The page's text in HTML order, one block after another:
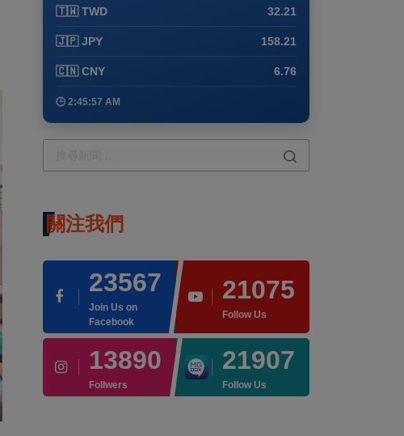
🇹🇼 TWD 32.21
🇯🇵 JPY 158.21
🇨🇳 CNY 6.76
🕒 2:45:57 AM
關注我們
23567
Join Us on
Facebook
21075
Follow Us
13890
Follwers
21907
Follow Us